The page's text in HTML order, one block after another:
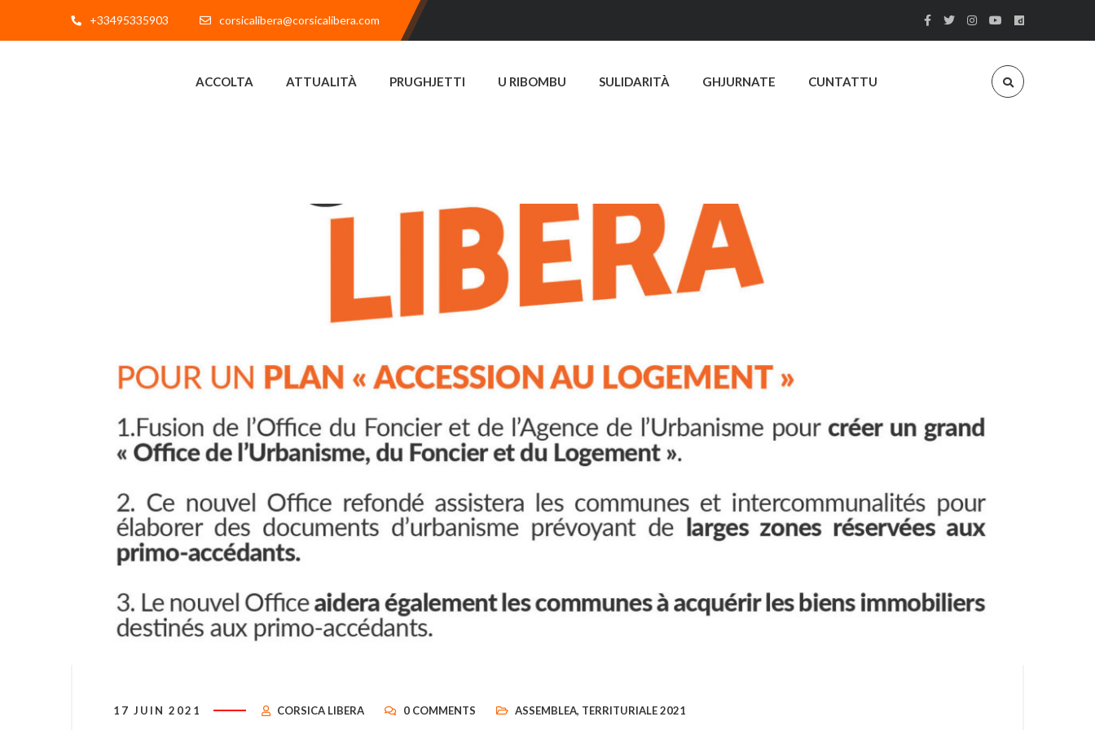
+33495335903 corsicalibera@corsicalibera.com
ACCOLTA ATTUALITÀ PRUGHJETTI U RIBOMBU SULIDARITÀ GHJURNATE CUNTATTU
17 JUIN 2021 CORSICA LIBERA 0 COMMENTS ASSEMBLEA, TERRITURIALE 2021